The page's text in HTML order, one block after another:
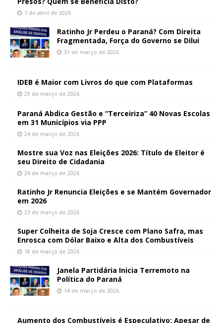
7 de abril de 2026
Ratinho Jr Perdeu o Paraná? Com Direita
Fragmentada, Força do Governo se Dilui
31 de março de 2026
IDEB é Maior com Livros do que com Plataformas
29 de março de 2026
Paraná Abdica Gestão e “Terceiriza” 40 Novas Escolas
em 31 Municípios via PPP
24 de março de 2026
Mostre sua Voz nas Eleições 2026: Título de Eleitor é
seu Direito de Cidadania
24 de março de 2026
Ratinho Jr Renuncia Eleições e se Mantém Governador
em 2026
23 de março de 2026
Super Colheita de Soja Cresce com Plano Safra, mas
Enrosca com Dólar Baixo e Alta dos Combustíveis
18 de março de 2026
Janela Partidária Inicia Terremoto na
Política do Paraná
14 de março de 2026
Aumento dos Combustíveis é Especulativo: Apesar de